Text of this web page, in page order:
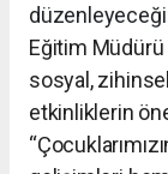
Eğitim
sosyal,
etkinliklerin